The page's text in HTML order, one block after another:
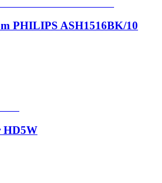
PHILIPS ASH1516BK/10
HD5W